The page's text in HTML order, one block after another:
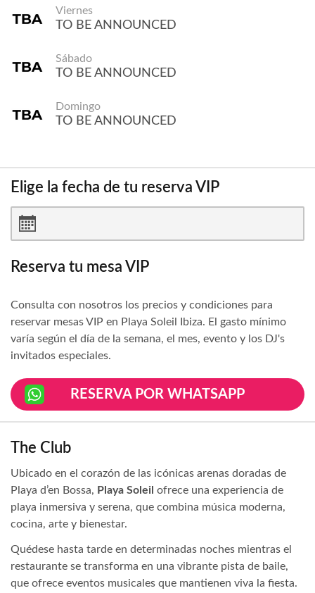
Viernes
TO BE ANNOUNCED
Sábado
TO BE ANNOUNCED
Domingo
TO BE ANNOUNCED
Elige la fecha de tu reserva VIP
Reserva tu mesa VIP
Consulta con nosotros los precios y condiciones para
reservar mesas VIP en Playa Soleil Ibiza. El gasto mínimo
varía según el día de la semana, el mes, evento y los DJ's
invitados especiales.
RESERVA POR WHATSAPP
The Club
Ubicado en el corazón de las icónicas arenas doradas de
Playa d’en Bossa, Playa Soleil ofrece una experiencia de
playa inmersiva y serena, que combina música moderna,
cocina, arte y bienestar.
Quédese hasta tarde en determinadas noches mientras el
restaurante se transforma en una vibrante pista de baile,
que ofrece eventos musicales que mantienen viva la fiesta.